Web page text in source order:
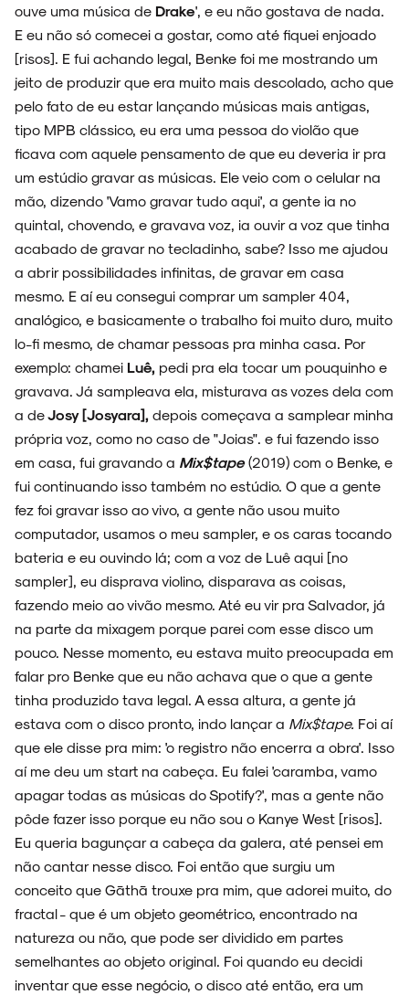
ouve uma música de Drake', e eu não gostava de nada.
E eu não só comecei a gostar, como até fiquei enjoado
[risos]. E fui achando legal, Benke foi me mostrando um
jeito de produzir que era muito mais descolado, acho que
pelo fato de eu estar lançando músicas mais antigas,
tipo MPB clássico, eu era uma pessoa do violão que
ficava com aquele pensamento de que eu deveria ir pra
um estúdio gravar as músicas. Ele veio com o celular na
mão, dizendo 'Vamo gravar tudo aqui', a gente ia no
quintal, chovendo, e gravava voz, ia ouvir a voz que tinha
acabado de gravar no tecladinho, sabe? Isso me ajudou
a abrir possibilidades infinitas, de gravar em casa
mesmo. E aí eu consegui comprar um sampler 404,
analógico, e basicamente o trabalho foi muito duro, muito
lo-fi mesmo, de chamar pessoas pra minha casa. Por
exemplo: chamei Luê, pedi pra ela tocar um pouquinho e
gravava. Já sampleava ela, misturava as vozes dela com
a deJosy [Josyara], depois começava a samplear minha
própria voz, como no caso de "Joias". e fui fazendo isso
em casa, fui gravando a Mix$tape(2019) com o Benke, e
fui continuando isso também no estúdio. O que a gente
fez foi gravar isso ao vivo, a gente não usou muito
computador, usamos o meu sampler, e os caras tocando
bateria e eu ouvindo lá; com a voz de Luê aqui [no
sampler], eu disprava violino, disparava as coisas,
fazendo meio ao vivão mesmo. Até eu vir pra Salvador, já
na parte da mixagem porque parei com esse disco um
pouco. Nesse momento, eu estava muito preocupada em
falar pro Benke que eu não achava que o que a gente
tinha produzido tava legal. A essa altura, a gente já
estava com o disco pronto, indo lançar a Mix$tape. Foi aí
que ele disse pra mim: 'o registro não encerra a obra'. Isso
aí me deu um start na cabeça. Eu falei 'caramba, vamo
apagar todas as músicas do Spotify?', mas a gente não
pôde fazer isso porque eu não sou o Kanye West [risos].
Eu queria bagunçar a cabeça da galera, até pensei em
não cantar nesse disco. Foi então que surgiu um
conceito que Gāthā trouxe pra mim, que adorei muito, do
fractal - que é um objeto geométrico, encontrado na
natureza ou não, que pode ser dividido em partes
semelhantes ao objeto original. Foi quando eu decidi
inventar que esse negócio, o disco até então, era um